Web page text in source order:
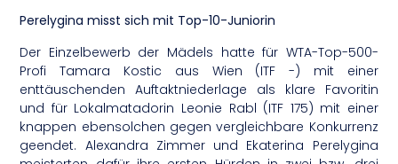
Perelygina misst sich mit Top-10-Juniorin
Der Einzelbewerb der Mädels hatte für WTA-Top-500-
Profi Tamara Kostic aus Wien (ITF -) mit einer
enttäuschenden Auftaktniederlage als klare Favoritin
und für Lokalmatadorin Leonie Rabl (ITF 175) mit einer
knappen ebensolchen gegen vergleichbare Konkurrenz
geendet. Alexandra Zimmer und Ekaterina Perelygina